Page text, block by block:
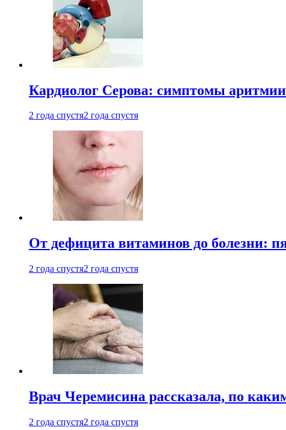
Кардиолог Серова: симптомы
2 года спустя2 года спустя
От дефицита витаминов до болезни:
2 года спустя2 года спустя
Врач Черемисина рассказала, по
2 года спустя2 года спустя